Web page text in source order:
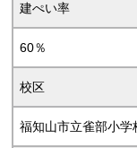
建ぺい率
60％
校区
福知山市立雀部小